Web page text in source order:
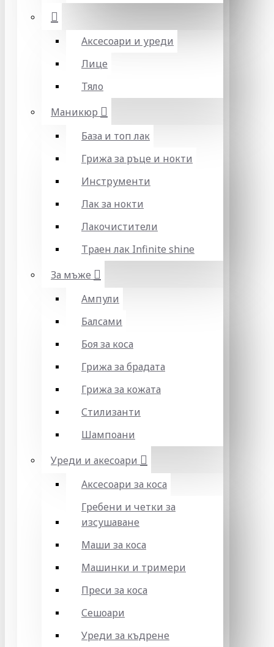
Аксесоари и уреди
Лице
Тяло
Маникюр
База и топ лак
Грижа за ръце и нокти
Инструменти
Лак за нокти
Лакочистители
Траен лак Infinite shine
За мъже
Ампули
Балсами
Боя за коса
Грижа за брадата
Грижа за кожата
Стилизанти
Шампоани
Уреди и акесоари
Аксесоари за коса
Гребени и четки за
изсушаване
Маши за коса
Машинки и тримери
Преси за коса
Сешоари
Уреди за къдрене